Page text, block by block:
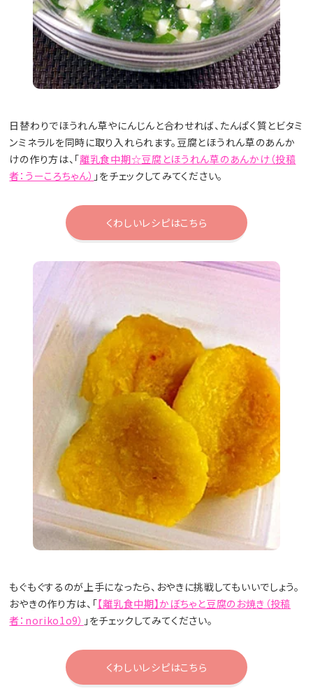
日替わりでほうれん草やにんじんと合わせれば、たんぱく質とビタミ
ンミネラルを同時に取り入れられます。豆腐とほうれん草のあんか
けの作り方は、「離乳食中期☆豆腐とほうれん草のあんかけ（投稿
者：うーころちゃん） 」をチェックしてみてください。
くわしいレシピはこちら
もぐもぐするのが上手になったら、おやきに挑戦してもいいでしょう。
おやきの作り方は、「【離乳食中期】かぼちゃと豆腐のお焼き（投稿
者：noriko1o9） 」をチェックしてみてください。
くわしいレシピはこちら